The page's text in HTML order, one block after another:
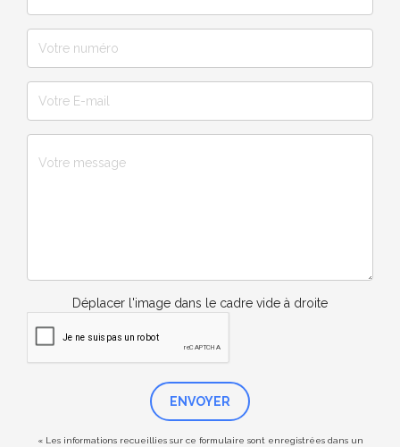
Déplacer l'image dans le cadre vide à droite
ENVOYER
« Les informations recueillies sur ce formulaire sont enregistrées dans un